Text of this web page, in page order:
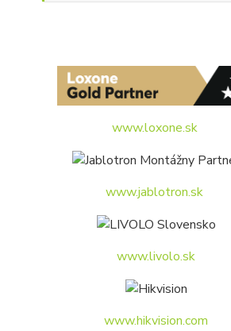
www.loxone.sk
www.jablotron.sk
www.livolo.sk
www.hikvision.com